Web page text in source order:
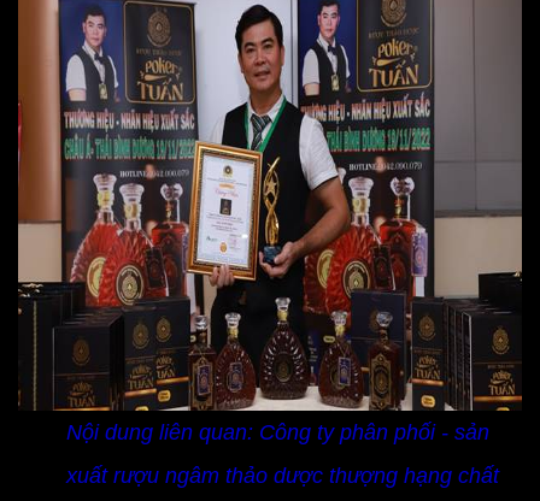
Nội dung liên quan: Công ty phân phối - sản
xuất rượu ngâm thảo dược thượng hạng chất